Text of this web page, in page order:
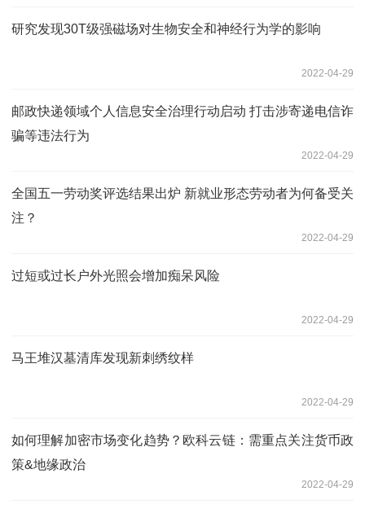
研究发现30T级强磁场对生物安全和神经行为学的影响
2022-04-29
邮政快递领域个人信息安全治理行动启动 打击涉寄递电信诈
骗等违法行为
2022-04-29
全国五一劳动奖评选结果出炉 新就业形态劳动者为何备受关
注？
2022-04-29
过短或过长户外光照会增加痴呆风险
2022-04-29
马王堆汉墓清库发现新刺绣纹样
2022-04-29
如何理解加密市场变化趋势？欧科云链：需重点关注货币政
策&地缘政治
2022-04-29